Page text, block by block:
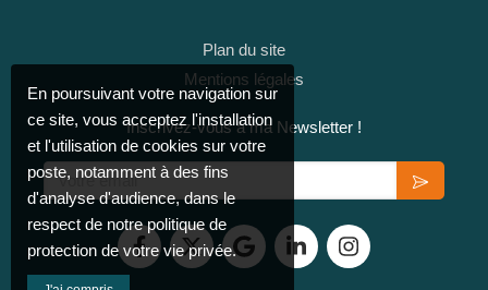
Plan du site
Mentions légales
Inscrivez-vous à ma Newsletter !
Votre email
En poursuivant votre navigation sur
ce site, vous acceptez l'installation
et l'utilisation de cookies sur votre
poste, notamment à des fins
d'analyse d'audience, dans le
respect de notre politique de
protection de votre vie privée.